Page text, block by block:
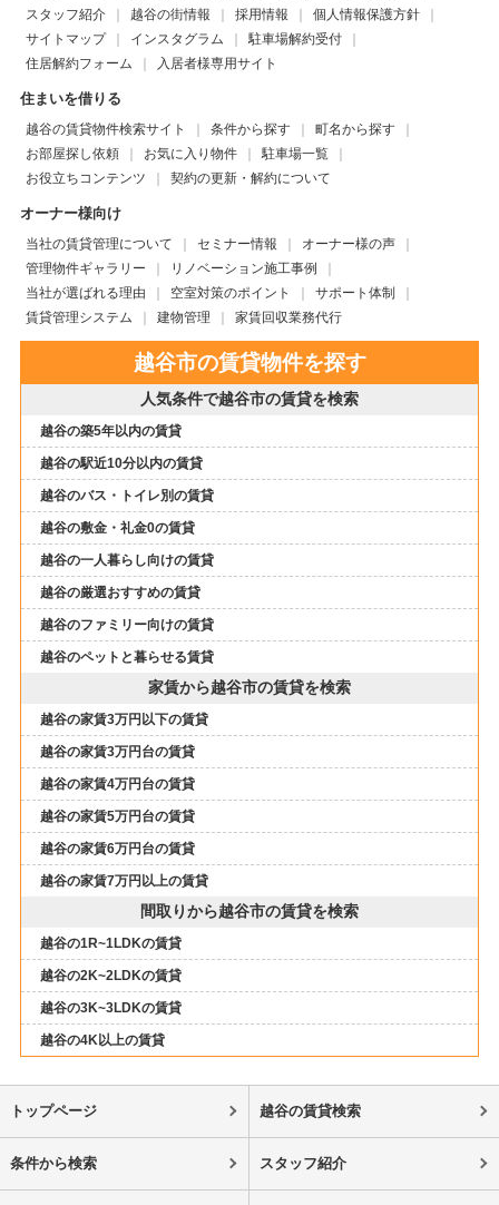
スタッフ紹介
越谷の街情報 採用情報
個人情報保護方針
サイトマップ
インスタグラム
駐車場解約受付
住居解約フォーム
入居者様専用サイト
住まいを借りる
越谷の賃貸物件検索サイト 条件から探す
町名から探す
お部屋探し依頼
お気に入り物件
駐車場一覧
お役立ちコンテンツ
契約の更新・解約について
オーナー様向け
当社の賃貸管理について セミナー情報
オーナー様の声
管理物件ギャラリー
リノベーション施工事例
当社が選ばれる理由
空室対策のポイント
サポート体制
賃貸管理システム
建物管理 家賃回収業務代行
越谷市の賃貸物件を探す
人気条件で越谷市の賃貸を検索
越谷の築5年以内の賃貸
越谷の駅近10分以内の賃貸
越谷のバス・トイレ別の賃貸
越谷の敷金・礼金0の賃貸
越谷の一人暮らし向けの賃貸
越谷の厳選おすすめの賃貸
越谷のファミリー向けの賃貸
越谷のペットと暮らせる賃貸
家賃から越谷市の賃貸を検索
越谷の家賃3万円以下の賃貸
越谷の家賃3万円台の賃貸
越谷の家賃4万円台の賃貸
越谷の家賃5万円台の賃貸
越谷の家賃6万円台の賃貸
越谷の家賃7万円以上の賃貸
間取りから越谷市の賃貸を検索
越谷の1R~1LDKの賃貸
越谷の2K~2LDKの賃貸
越谷の3K~3LDKの賃貸
越谷の4K以上の賃貸
トップページ 越谷の賃貸検索
条件から検索 スタッフ紹介